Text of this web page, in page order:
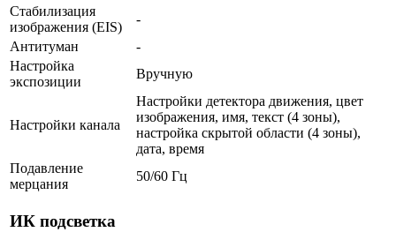
Стабилизация
изображения (EIS)
-
Антитуман
-
Настройка
экспозиции
Вручную
Настройки канала
Настройки детектора движения, цвет
изображения, имя, текст (4 зоны),
настройка скрытой области (4 зоны),
дата, время
Подавление
мерцания
50/60 Гц
ИК подсветка